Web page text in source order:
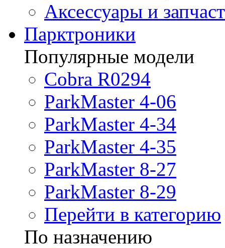
Аксессуары и
Парктроники
Популярные модели
Cobra R0294
ParkMaster 4-06
ParkMaster 4-34
ParkMaster 4-35
ParkMaster 8-27
ParkMaster 8-29
Перейти в категорию
По назначению